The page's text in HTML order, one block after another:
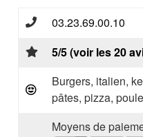
03.23.69.00.10
5/5 (voir les 20
Burgers, italien,
pâtes, pizza,
Moyens de